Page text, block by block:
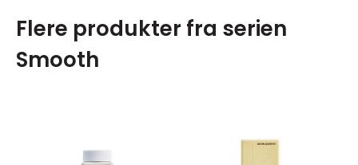
Flere produkter fra serien
Smooth